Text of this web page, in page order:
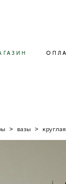
> вазы >